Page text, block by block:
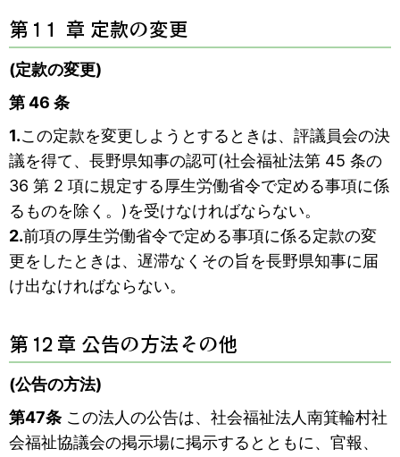
第 1１ 章 定款の変更
(定款の変更)
第 46 条
1.この定款を変更しようとするときは、評議員会の決
議を得て、長野県知事の認可(社会福祉法第 45 条の
36 第 2 項に規定する厚生労働省令で定める事項に係
るものを除く。)を受けなければならない。
2.前項の厚生労働省令で定める事項に係る定款の変
更をしたときは、遅滞なくその旨を長野県知事に届
け出なければならない。
第 12 章 公告の方法その他
(公告の方法)
第47条 この法人の公告は、社会福祉法人南箕輪村社
会福祉協議会の掲示場に掲示するとともに、官報、